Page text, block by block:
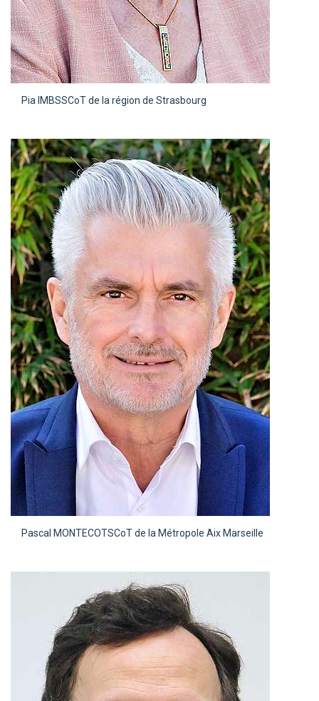
Pia IMBSSCoT de la région de Strasbourg
Pascal MONTECOTSCoT de la Métropole Aix Marseille